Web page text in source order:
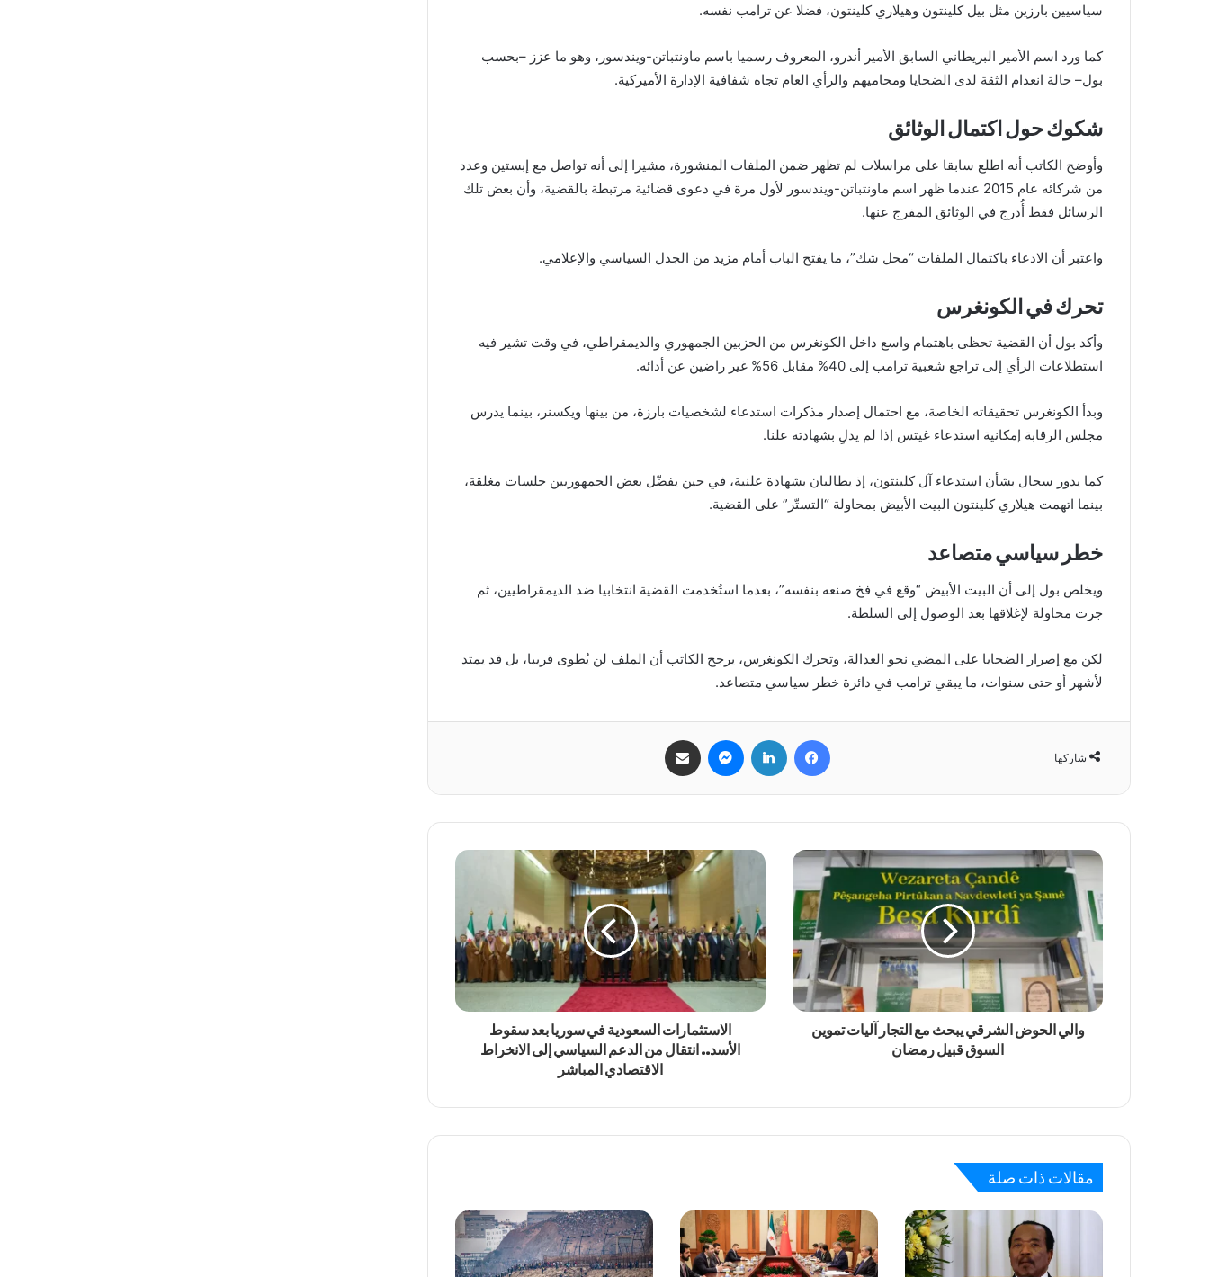
سياسيين بارزين مثل بيل كلينتون وهيلاري كلينتون، فضلا عن ترامب نفسه.
كما ورد اسم الأمير البريطاني السابق الأمير أندرو، المعروف رسميا باسم ماونتباتن-ويندسور، وهو ما عزز –بحسب
بول– حالة انعدام الثقة لدى الضحايا ومحاميهم والرأي العام تجاه شفافية الإدارة الأميركية.
شكوك حول اكتمال الوثائق
وأوضح الكاتب أنه اطلع سابقا على مراسلات لم تظهر ضمن الملفات المنشورة، مشيرا إلى أنه تواصل مع إبستين وعدد
من شركائه عام 2015 عندما ظهر اسم ماونتباتن-ويندسور لأول مرة في دعوى قضائية مرتبطة بالقضية، وأن بعض تلك
الرسائل فقط أُدرج في الوثائق المفرج عنها.
واعتبر أن الادعاء باكتمال الملفات “محل شك”، ما يفتح الباب أمام مزيد من الجدل السياسي والإعلامي.
تحرك في الكونغرس
وأكد بول أن القضية تحظى باهتمام واسع داخل الكونغرس من الحزبين الجمهوري والديمقراطي، في وقت تشير فيه
استطلاعات الرأي إلى تراجع شعبية ترامب إلى 40% مقابل 56% غير راضين عن أدائه.
وبدأ الكونغرس تحقيقاته الخاصة، مع احتمال إصدار مذكرات استدعاء لشخصيات بارزة، من بينها ويكسنر، بينما يدرس
مجلس الرقابة إمكانية استدعاء غيتس إذا لم يدلِ بشهادته علنا.
كما يدور سجال بشأن استدعاء آل كلينتون، إذ يطالبان بشهادة علنية، في حين يفضّل بعض الجمهوريين جلسات مغلقة،
بينما اتهمت هيلاري كلينتون البيت الأبيض بمحاولة “التستّر” على القضية.
خطر سياسي متصاعد
ويخلص بول إلى أن البيت الأبيض “وقع في فخ صنعه بنفسه”، بعدما استُخدمت القضية انتخابيا ضد الديمقراطيين، ثم
جرت محاولة لإغلاقها بعد الوصول إلى السلطة.
لكن مع إصرار الضحايا على المضي نحو العدالة، وتحرك الكونغرس، يرجح الكاتب أن الملف لن يُطوى قريبا، بل قد يمتد
لأشهر أو حتى سنوات، ما يبقي ترامب في دائرة خطر سياسي متصاعد.
شاركها
فيسبوك لينكدإن ماسنجر
والي الحوض الشرقي يبحث مع التجار آليات تموين
السوق قبيل رمضان
الاستثمارات السعودية في سوريا بعد سقوط
الأسد.. انتقال من الدعم السياسي إلى الانخراط
الاقتصادي المباشر
مقالات ذات صلة